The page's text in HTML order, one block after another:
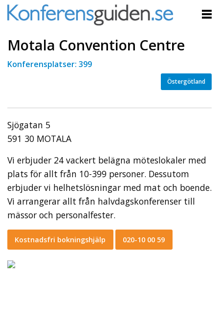
Motala Convention Centre
Konferensplatser: 399
Östergötland
Sjögatan 5
591 30 MOTALA
Vi erbjuder 24 vackert belägna möteslokaler med
plats för allt från 10-399 personer. Dessutom
erbjuder vi helhetslösningar med mat och boende.
Vi arrangerar allt från halvdagskonferenser till
mässor och personalfester.
Kostnadsfri bokningshjälp 020-10 00 59